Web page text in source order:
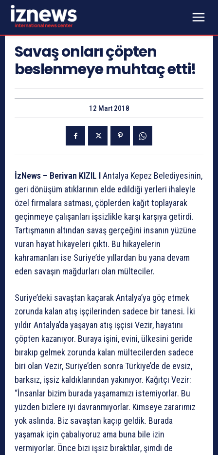
Savaş onları çöpten
beslenmeye muhtaç etti!
12 Mart 2018
İzNews – Berivan KIZIL IAntalya Kepez Belediyesinin,
geri dönüşüm atıklarının elde edildiği yerleri ihaleyle
özel firmalara satması, çöplerden kağıt toplayarak
geçinmeye çalışanları işsizlikle karşı karşıya getirdi.
Tartışmanın altından savaş gerçeğini insanın yüzüne
vuran hayat hikayeleri çıktı. Bu hikayelerin
kahramanları ise Suriye’de yıllardan bu yana devam
eden savaşın mağdurları olan mülteciler.
Suriye’deki savaştan kaçarak Antalya’ya göç etmek
zorunda kalan atış işçilerinden sadece bir tanesi. İki
yıldır Antalya’da yaşayan atış işçisi Vezir, hayatını
çöpten kazanıyor. Buraya işini, evini, ülkesini geride
bırakıp gelmek zorunda kalan mültecilerden sadece
biri olan Vezir, Suriye’den sonra Türkiye’de de evsiz,
barksız, işsiz kaldıklarından yakınıyor. Kağıtçı Vezir:
“İnsanlar bizim burada yaşamamızı istemiyorlar. Bu
yüzden bizlere iyi davranmıyorlar. Kimseye zararımız
yok aslında. Biz savaştan kaçıp geldik. Burada
yaşamak için çabalıyoruz ama buna bile izin
vermiyorlar. Önce bizi işsiz bıraktılar, şimdi de